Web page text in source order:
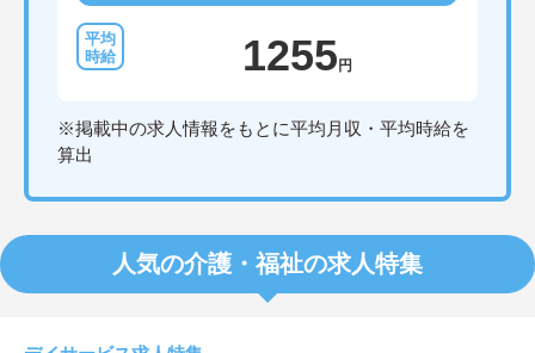
1255 円
※掲載中の求人情報をもとに平均月収・平均時給を
算出
人気の介護・福祉の求人特集